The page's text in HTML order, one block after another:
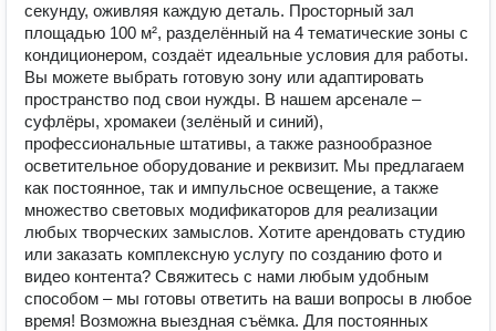
секунду, оживляя каждую деталь. Просторный зал
площадью 100 м², разделённый на 4 тематические зоны с
кондиционером, создаёт идеальные условия для работы.
Вы можете выбрать готовую зону или адаптировать
пространство под свои нужды. В нашем арсенале –
суфлёры, хромакеи (зелёный и синий),
профессиональные штативы, а также разнообразное
осветительное оборудование и реквизит. Мы предлагаем
как постоянное, так и импульсное освещение, а также
множество световых модификаторов для реализации
любых творческих замыслов. Хотите арендовать студию
или заказать комплексную услугу по созданию фото и
видео контента? Свяжитесь с нами любым удобным
способом – мы готовы ответить на ваши вопросы в любое
время! Возможна выездная съёмка. Для постоянных